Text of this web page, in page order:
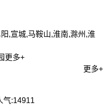
,宣城,马鞍山,淮南,滁州,淮
更多+
更多+
气:14911